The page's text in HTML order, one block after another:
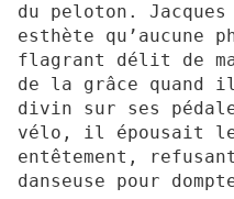
du peloton.
esthète qu’aucune
flagrant délit de
de la grâce
divin sur ses
vélo, il épousait le
entêtement,
danseuse pour